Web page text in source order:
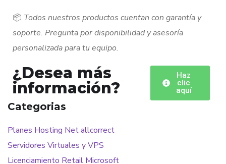
📦 Todos nuestros productos cuentan con garantía y
soporte. Pregunta por disponibilidad y asesoría
personalizada para tu equipo.
¿Desea más
información?
Haz
clic
aquí
Categorias
Planes Hosting Net allcorrect
Servidores Virtuales y VPS
Licenciamiento Retail Microsoft